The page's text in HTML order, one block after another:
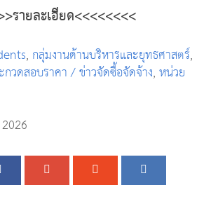
รายละเอียด<<<<<<<<
, กลุ่มงานด้านบริหารและยุทธศาสตร์,
กวดสอบราคา / ข่าวจัดซื้อจัดจ้าง,หน่วย